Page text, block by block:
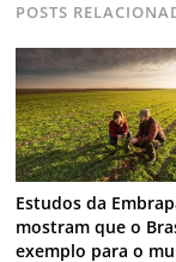
POSTS
Estudos da
mostram que o
exemplo para o